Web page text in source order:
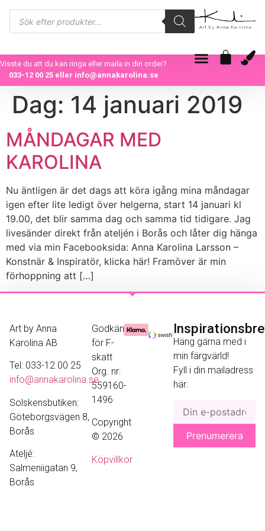
Visste du att du kan ringa eller maila in din order?
033-12 00 25eller info@annakarolina.se
Dag: 14 januari 2019
MÅNDAGAR MED
KAROLINA
Nu äntligen är det dags att köra igång mina måndagar
igen efter lite ledigt över helgerna, start 14 januari kl
19.00, det blir samma dag och samma tid tidigare. Jag
livesänder direkt från ateljén i Borås och låter dig hänga
med via min Facebooksida: Anna Karolina Larsson –
Konstnär & Inspiratör, klicka här! Framöver är min
förhoppning att […]
Art by Anna
Karolina AB
Tel: 033-12 00 25
info@annakarolina.se
Solskensbutiken:
Göteborgsvägen 8,
Borås
Ateljé:
Salmeniigatan 9,
Borås
Godkänd
för F-
skatt
Org. nr:
559160-
1496
Copyright
© 2026
Köpvillkor
Häng gärna med i
min färgvärld!
Fyll i din mailadress
här: